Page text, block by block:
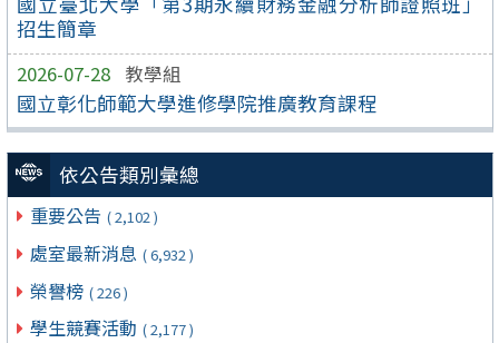
招生簡章
2026-07-28 教學組
國立彰化師範大學進修學院推廣教育課程
依公告類別彙總
重要公告 ( 2,102 )
處室最新消息 ( 6,932 )
榮譽榜 ( 226 )
學生競賽活動 ( 2,177 )